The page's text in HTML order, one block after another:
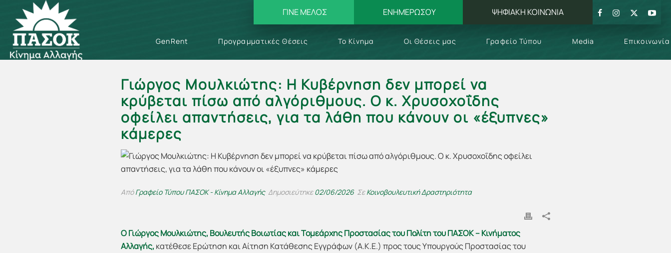
ΓΙΝΕ ΜΕΛΟΣ ΕΝΗΜΕΡΩΣΟΥ ΨΗΦΙΑΚΗ ΚΟΙΝΩΝΙΑ
GenRent Προγραμματικές Θέσεις Το Κίνημα Οι Θέσεις μας Γραφείο Τύπου Media Επικοινωνία
Γιώργος Μουλκιώτης: Η Κυβέρνηση δεν μπορεί να
κρύβεται πίσω από αλγόριθμους. Ο κ. Χρυσοχοΐδης
οφείλει απαντήσεις, για τα λάθη που κάνουν οι «έξυπνες»
κάμερες
ΑπόΓραφείο Τύπου ΠΑΣΟΚ - Κίνημα Αλλαγής Δημοσιεύτηκε02/06/2026 ΣεΚοινοβουλευτική Δραστηριότητα
Ο Γιώργος Μουλκιώτης, Βουλευτής Βοιωτίας και Τομεάρχης Προστασίας του Πολίτη του ΠΑΣΟΚ – Κινήματος
Αλλαγής, κατέθεσε Ερώτηση και Αίτηση Κατάθεσης Εγγράφων (Α.Κ.Ε.) προς τους Υπουργούς Προστασίας του